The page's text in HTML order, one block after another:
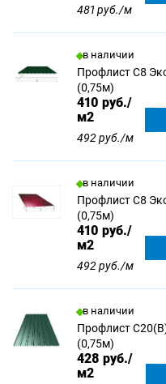
481 руб./м
в наличии
Профлист С8
(0,75м)
410 руб./
м2
492 руб./м
в наличии
Профлист С8
(0,75м)
410 руб./
м2
492 руб./м
в наличии
Профлист
(0,75м)
428 руб./
м2